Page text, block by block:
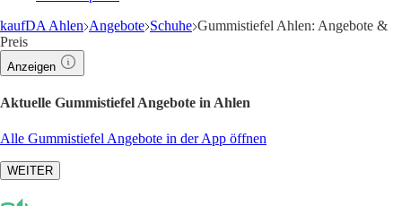
kaufDA Ahlen Angebote Schuhe Gummistiefel Ahlen: Angebote &
Preis
Anzeigen
Aktuelle Gummistiefel Angebote in Ahlen
Alle Gummistiefel Angebote in der App öffnen
WEITER